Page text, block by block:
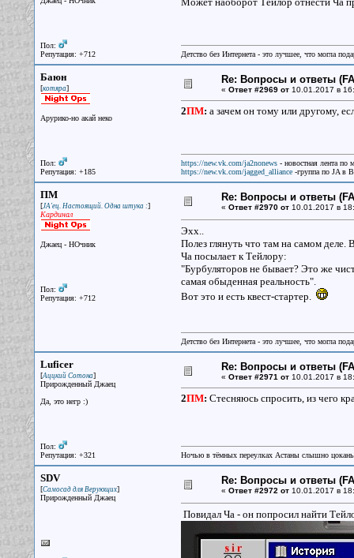
Пол:
Репутация: +712
Детство без Интернета - это лучшее, что могла
Баюн
[котяра]
Арурико-но акай неко
Пол:
Репутация: +185
Re: Вопросы и ответы
« Ответ #2969 от10.01.2017 в
2ПМ: а зачем он тому или другому,
https://new.vk.com/ja2nonews- новостная лента по
https://new.vk.com/jagged_alliance-группа по JA в
ПМ
[JA'ец. Настоящий. Одна штука :]
Кардинал
Джаец - НОчник
Пол:
Репутация: +712
Re: Вопросы и ответы
« Ответ #2970 от10.01.2017 в
Эхх..
Полез глянуть что там на самом
Ча посылает к Тейлору:
"Бурбуляторов не бывает? Это же
самая обыденная реальность".
Вот это и есть квест-стартер.
Детство без Интернета - это лучшее, что могла
Luficer
[Аццкий Сотона]
Прирожденный Джаец
Да, это негр :)
Пол:
Репутация: +321
Re: Вопросы и ответы
« Ответ #2971 от10.01.2017 в
2ПМ: Стесняюсь спросить, из чего
Ночью в тёмных переулках Астаны слышно
SDV
[Самосад для Верующих]
Прирожденный Джаец
Re: Вопросы и ответы
« Ответ #2972 от10.01.2017 в
Повидал Ча - он попросил найти